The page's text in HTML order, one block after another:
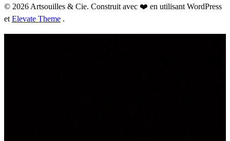
© 2026 Artsouilles & Cie. Construit avec ❤️ en utilisant WordPress
et Elevate Theme .